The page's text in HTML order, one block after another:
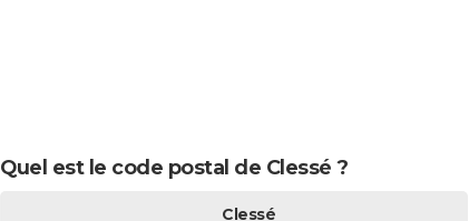
Quel est le code postal de Clessé ?
Clessé